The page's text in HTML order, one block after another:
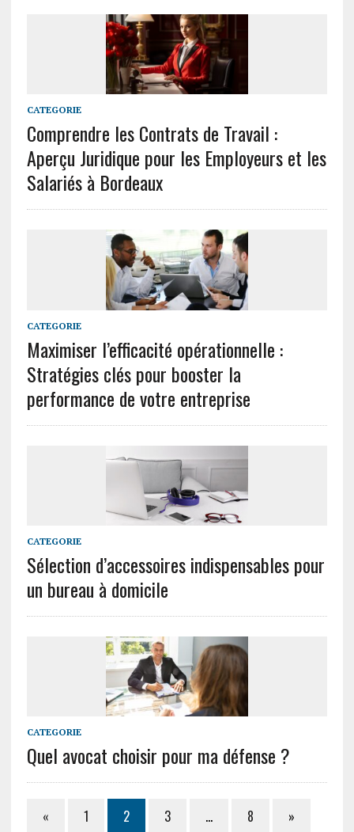
CATEGORIE
Comprendre les Contrats de Travail :
Aperçu Juridique pour les Employeurs et les
Salariés à Bordeaux
CATEGORIE
Maximiser l’efficacité opérationnelle :
Stratégies clés pour booster la
performance de votre entreprise
CATEGORIE
Sélection d’accessoires indispensables pour
un bureau à domicile
CATEGORIE
Quel avocat choisir pour ma défense ?
« 1 2 3 … 8 »